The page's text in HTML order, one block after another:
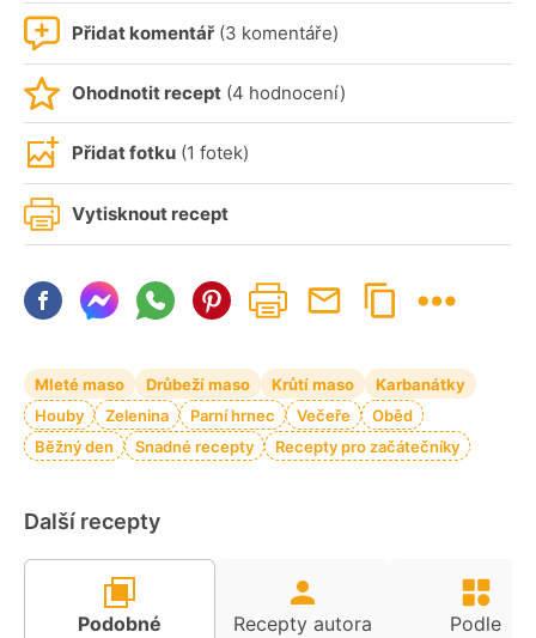
Přidat komentář (3 komentáře)
Ohodnotit recept (4 hodnocení)
Přidat fotku (1 fotek)
Vytisknout recept
Mleté maso Drůbeží maso Krůtí maso
Karbanátky
Houby
Zelenina Parní hrnec Večeře
Oběd
Běžný den
Snadné recepty Recepty pro začátečníky
Další recepty
Podobné
Recepty autora
Podle